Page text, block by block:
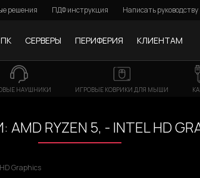
решения ПДФ инструкция Написать руководству
СЕРВЕРЫ ПЕРИФЕРИЯ КЛИЕНТАМ
НАУШНИКИ ИГРОВЫЕ КОВРИКИ ДЛЯ МЫШИ
RYZEN 5, - INTEL HD
Graphics